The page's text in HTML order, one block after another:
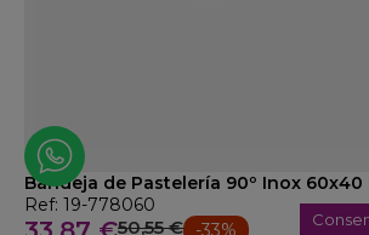
Bandeja de Pastelería 90º Inox 60x40
Ref: 19-778060
50,55 € -33%